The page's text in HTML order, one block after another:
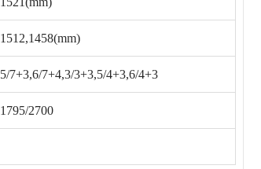
1512,1458(mm)
5/7+3,6/7+4,3/3+3,5/4+3,6/4+3
1795/2700